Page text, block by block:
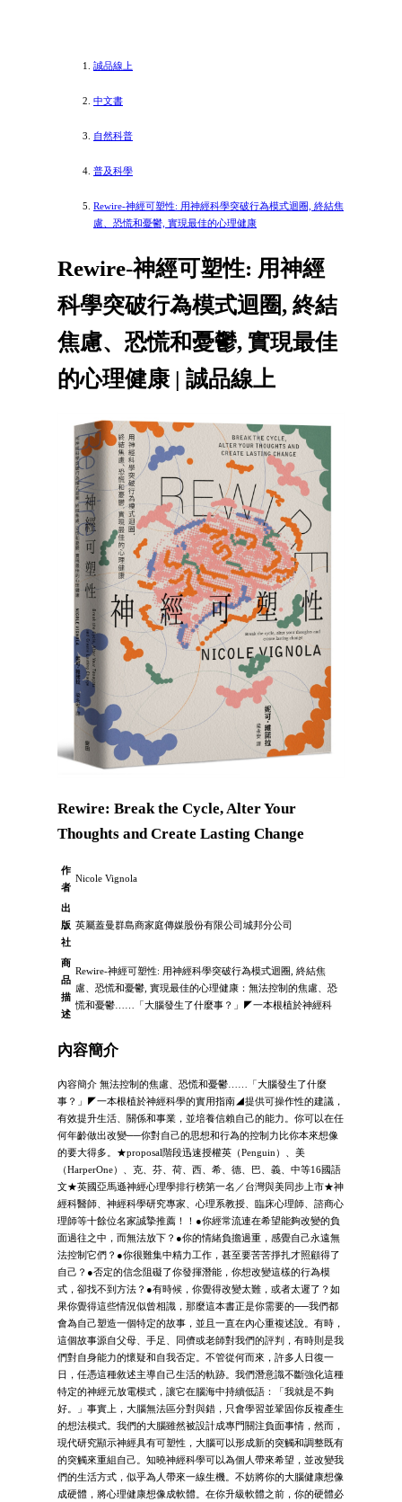
誠品線上
中文書
自然科普
普及科學
Rewire-神經可塑性: 用神經科學突破行為模式迴圈, 終結焦
慮、恐慌和憂鬱, 實現最佳的心理健康
Rewire-神經可塑性: 用神經
科學突破行為模式迴圈, 終結
焦慮、恐慌和憂鬱, 實現最佳
的心理健康 | 誠品線上
Rewire: Break the Cycle, Alter Your
Thoughts and Create Lasting Change
作
者
Nicole Vignola
出
版
社
英屬蓋曼群島商家庭傳媒股份有限公司城邦分公司
商
品
描
述
Rewire-神經可塑性: 用神經科學突破行為模式迴圈, 終結焦
慮、恐慌和憂鬱, 實現最佳的心理健康：無法控制的焦慮、恐
慌和憂鬱……「大腦發生了什麼事？」◤一本根植於神經科
內容簡介
內容簡介 無法控制的焦慮、恐慌和憂鬱……「大腦發生了什麼
事？」◤一本根植於神經科學的實用指南◢提供可操作性的建議，
有效提升生活、關係和事業，並培養信賴自己的能力。你可以在任
何年齡做出改變──你對自己的思想和行為的控制力比你本來想像
的要大得多。★proposal階段迅速授權英（Penguin）、美
（HarperOne）、克、芬、荷、西、希、德、巴、義、中等16國語
文★英國亞馬遜神經心理學排行榜第一名／台灣與美同步上市★神
經科醫師、神經科學研究專家、心理系教授、臨床心理師、諮商心
理師等十餘位名家誠摯推薦！！●你經常流連在希望能夠改變的負
面過往之中，而無法放下？●你的情緒負擔過重，感覺自己永遠無
法控制它們？●你很難集中精力工作，甚至要苦苦掙扎才照顧得了
自己？●否定的信念阻礙了你發揮潛能，你想改變這樣的行為模
式，卻找不到方法？●有時候，你覺得改變太難，或者太遲了？如
果你覺得這些情況似曾相識，那麼這本書正是你需要的──我們都
會為自己塑造一個特定的故事，並且一直在內心重複述說。有時，
這個故事源自父母、手足、同儕或老師對我們的評判，有時則是我
們對自身能力的懷疑和自我否定。不管從何而來，許多人日復一
日，任憑這種敘述主導自己生活的軌跡。我們潛意識不斷強化這種
特定的神經元放電模式，讓它在腦海中持續低語：「我就是不夠
好。」事實上，大腦無法區分對與錯，只會學習並鞏固你反複產生
的想法模式。我們的大腦雖然被設計成專門關注負面事情，然而，
現代研究顯示神經具有可塑性，大腦可以形成新的突觸和調整既有
的突觸來重組自己。知曉神經科學可以為個人帶來希望，並改變我
們的生活方式，似乎為人帶來一線生機。不妨將你的大腦健康想像
成硬體，將心理健康想像成軟體。在你升級軟體之前，你的硬體必